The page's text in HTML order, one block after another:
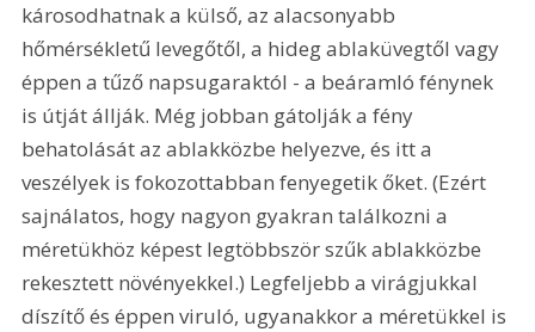
károsodhatnak a külső, az alacsonyabb
hőmérsékletű levegőtől, a hideg ablaküvegtől vagy
éppen a tűző napsugaraktól - a beáramló fénynek
is útját állják. Még jobban gátolják a fény
behatolását az ablakközbe helyezve, és itt a
veszélyek is fokozottabban fenyegetik őket. (Ezért
sajnálatos, hogy nagyon gyakran találkozni a
méretükhöz képest legtöbbször szűk ablakközbe
rekesztett növényekkel.) Legfeljebb a virágjukkal
díszítő és éppen viruló, ugyanakkor a méretükkel is